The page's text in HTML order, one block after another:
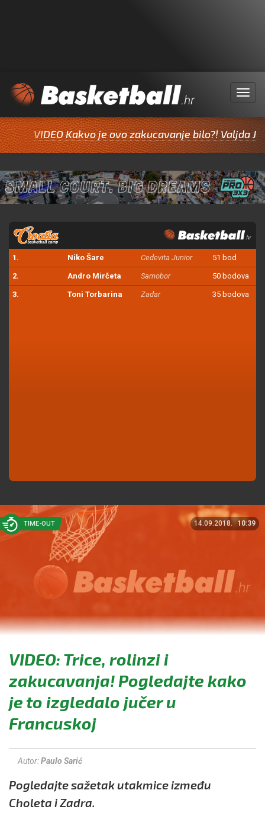
Menu
VIDEO Kakvo je ovo zakucavanje bilo?! Valjda
1. Niko Šare Cedevita Junior 51 bod
2. Andro Mirčeta Samobor 50 bodova
3. Toni Torbarina Zadar 35 bodova
TIME-OUT 14.09.2018. 10:39
VIDEO: Trice, rolinzi i
zakucavanja! Pogledajte kako
je to izgledalo jučer u
Francuskoj
Autor:Paulo Sarić
Pogledajte sažetak utakmice između
Choleta i Zadra.